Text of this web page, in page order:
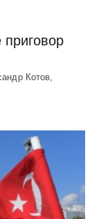
Котов,